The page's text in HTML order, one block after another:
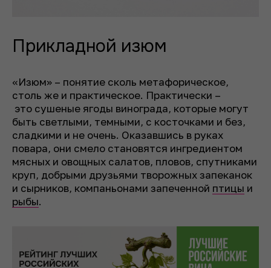
Прикладной изюм
«Изюм» – понятие сколь метафорическое,
столь же и практическое. Практически –
это сушеные ягоды винограда, которые могут
быть светлыми, темными, с косточками и без,
сладкими и не очень. Оказавшись в руках
повара, они смело становятся ингредиентом
мясных и овощных салатов, пловов, спутниками
круп, добрыми друзьями творожных запеканок
и сырников, компаньонами запеченной птицы и
рыбы.